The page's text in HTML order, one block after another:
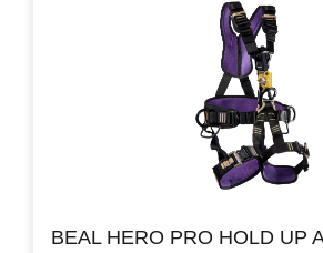
BEAL HERO PRO HOLD UP